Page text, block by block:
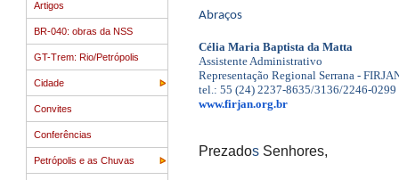
Artigos
BR-040: obras da NSS
GT-Trem: Rio/Petrópolis
Cidade
Convites
Conferências
Petrópolis e as Chuvas
Abraços
Célia Maria Baptista da Matta
Assistente Administrativo
Representação Regional Serrana -
tel.: 55 (24) 2237-8635/3136/2246-0299
www.firjan.org.br
Prezados Senhores,